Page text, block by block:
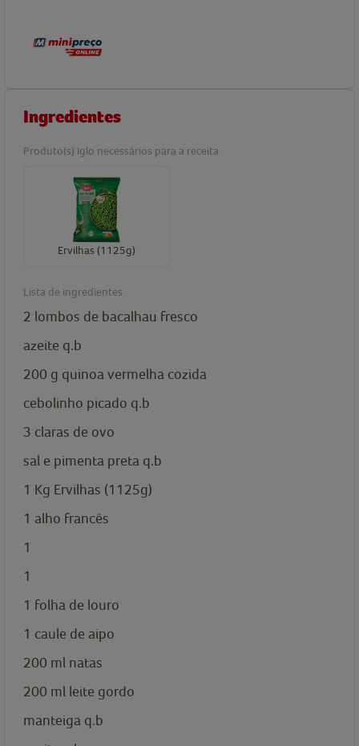
Ingredientes
Produto(s) Iglo necessários para a receita
Ervilhas (1125g)
Lista de ingredientes
2 lombos de bacalhau fresco
azeite q.b
200 g quinoa vermelha cozida
cebolinho picado q.b
3 claras de ovo
sal e pimenta preta q.b
1 Kg Ervilhas (1125g)
1 alho francês
1
1
1 folha de louro
1 caule de aipo
200 ml natas
200 ml leite gordo
manteiga q.b